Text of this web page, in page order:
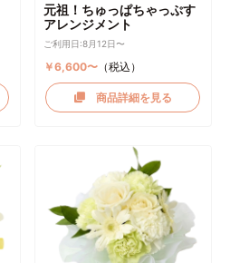
元祖！ちゅっぱちゃっぷす
アレンジメント
ご利用日:8月12日〜
￥6,600〜 （税込）
商品詳細を見る